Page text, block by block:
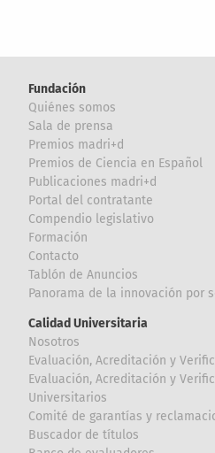
Fundación
Quiénes somos
Sala de prensa
Premios madri+d
Premios de Ciencia en Español
Publicaciones madri+d
Portal del contratante
Compendio legislativo
Formación
Contacto
Tablón de Anuncios
Panorama de la innovación por
Calidad Universitaria
Nosotros
Evaluación, Acreditación y
Evaluación, Acreditación y
Universitarios
Comité de garantías y
Buscador de títulos